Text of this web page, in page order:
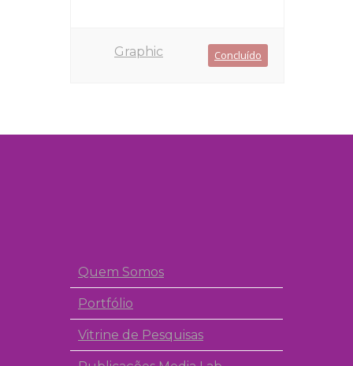
Graphic Concluído
Quem Somos
Portfólio
Vitrine de Pesquisas